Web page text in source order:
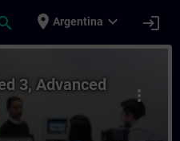
place Argentina expand_more login
Unified 3,
more_vert
3, Advanced